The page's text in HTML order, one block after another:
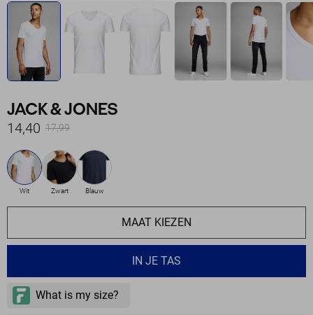
JACK & JONES
14,40 17,99
Wit Zwart Blauw
MAAT KIEZEN
IN JE TAS